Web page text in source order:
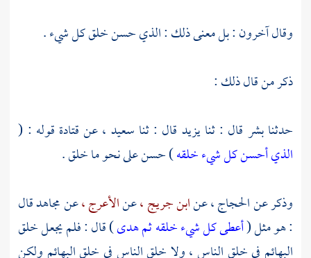
وقال آخرون : بل معنى ذلك : الذي حسن خلق كل شيء .
ذكر من قال ذلك :
حدثنابشر قال : ثنايزيد قال : ثنا سعيد ،عنقتادة قوله : (
الذي أحسن كل شيء خلقه) حسن على نحو ما خلق .
وذكر عنالحجاج ،عنابن جريج ،عنالأعرج ،عنمجاهدقال
: هو مثل (أعطى كل شيء خلقه ثم هدى) قال : فلم يجعل خلق
البهائم في خلق الناس ، ولا خلق الناس في خلق البهائم ولكن